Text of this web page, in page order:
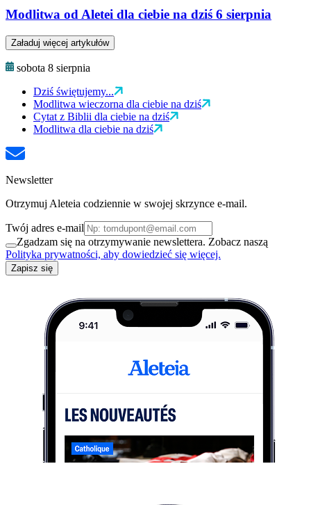
Modlitwa od Aletei dla ciebie na dziś 6 sierpnia
Załaduj więcej artykułów
sobota 8 sierpnia
Dziś świętujemy...
Modlitwa wieczorna dla ciebie na dziś
Cytat z Biblii dla ciebie na dziś
Modlitwa dla ciebie na dziś
Newsletter
Otrzymuj Aleteia codziennie w swojej skrzynce e-mail.
Twój adres e-mail
Zgadzam się na otrzymywanie newslettera. Zobacz naszą
Polityka prywatności, aby dowiedzieć się więcej.
Zapisz się